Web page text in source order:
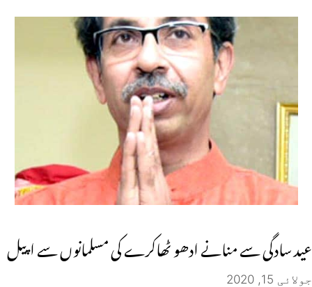
عید سادگی سے منانے ادھو ٹھاکرے کی مسلمانوں سے اپیل
جولائی 15, 2020